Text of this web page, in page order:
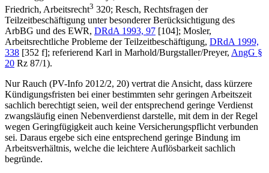
Friedrich, Arbeitsrecht3 320; Resch, Rechtsfragen der
Teilzeitbeschäftigung unter besonderer Berücksichtigung des
ArbBG und des EWR, DRdA 1993, 97 [104]; Mosler,
Arbeitsrechtliche Probleme der Teilzeitbeschäftigung, DRdA 1999,
338 [352 f]; referierend Karl in Marhold/Burgstaller/Preyer, AngG §
20 Rz 87/1).
NurRauch (PV-Info 2012/2, 20) vertrat die Ansicht, dass kürzere
Kündigungsfristen bei einer bestimmten sehr geringen Arbeitszeit
sachlich berechtigt seien, weil der entsprechend geringe Verdienst
zwangsläufig einen Nebenverdienst darstelle, mit dem in der Regel
wegen Geringfügigkeit auch keine Versicherungspflicht verbunden
sei. Daraus ergebe sich eine entsprechend geringe Bindung im
Arbeitsverhältnis, welche die leichtere Auflösbarkeit sachlich
begründe.